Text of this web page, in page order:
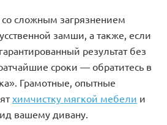
сложным загрязнением
замши, а также, если
результат без
сроки — обратитесь в
Грамотные, опытные
химчистку мягкой мебели и
вашему дивану.